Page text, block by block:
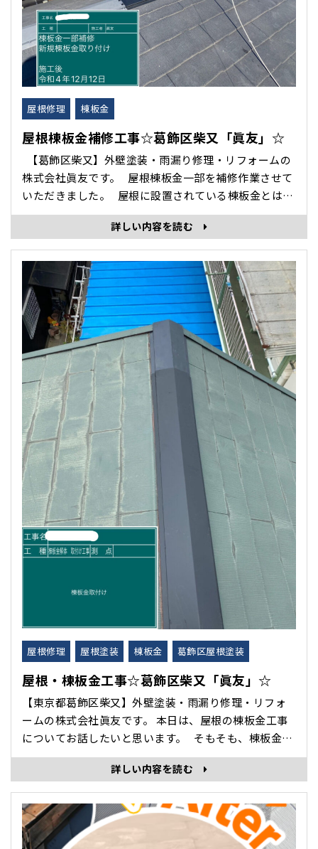
屋根修理 棟板金
屋根棟板金補修工事☆葛飾区柴又「眞友」☆
株式会社眞友です。 屋根棟板金一部を補修作業させて
いただきました。 屋根に設置されている棟板金とは、
屋根の頂点にある板金のことです。 棟（むね）とは戸
建て住宅の1番高い位置に取り付ける屋根部材です。
「スレート・トタン屋根」の一番高い尖った部分にか
ぶせてある山の形をし･･･
詳しい内容を読む
屋根修理 屋根塗装 棟板金 葛飾区屋根塗装
屋根・棟板金工事☆葛飾区柴又「眞友」☆
【東京都葛飾区柴又】外壁塗装・雨漏り修理・リフォ
ームの株式会社眞友です。 本日は、屋根の棟板金工事
についてお話したいと思います。 そもそも、棟板金と
は？ 屋根の頂点にある板金のことで、棟（むね）とは
戸建て住宅の1番高い位置に取り付ける屋根部材です。
「スレート・トタン屋根」の一番高い尖った部分にか
ぶせてある山の形をした金属板です。 屋根の内部に雨
水･･･
詳しい内容を読む